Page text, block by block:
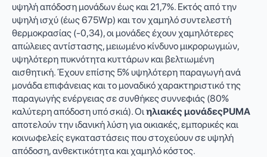
υψηλή απόδοση μονάδων έως και 21,7%. Εκτός από την
υψηλή ισχύ (έως 675Wp) και τον χαμηλό συντελεστή
θερμοκρασίας (-0,34), οι μονάδες έχουν χαμηλότερες
απώλειες αντίστασης, μειωμένο κίνδυνο μικρορωγμών,
υψηλότερη πυκνότητα κυττάρων και βελτιωμένη
αισθητική. Έχουν επίσης 5% υψηλότερη παραγωγή ανά
μονάδα επιφάνειας και το μοναδικό χαρακτηριστικό της
παραγωγής ενέργειας σε συνθήκες συννεφιάς (80%
καλύτερη απόδοση υπό σκιά). Οιηλιακές μονάδεςPUMA
αποτελούν την ιδανική λύση για οικιακές, εμπορικές και
κοινωφελείς εγκαταστάσεις που στοχεύουν σε υψηλή
απόδοση, ανθεκτικότητα και χαμηλό κόστος.